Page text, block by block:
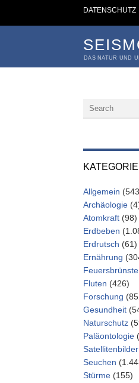
DATENSCHUTZ
DAS NATUR UND
Allgemein
Archäologie
Atomkraft (98)
Erdbeben
Erdrutsch (61)
Ernährung
Feuersbrünste
Fluten (426)
Forschung
Gesundheit
Naturschutz
Paläontologie
Satellitenbilder
Seuchen
Stürme (155)